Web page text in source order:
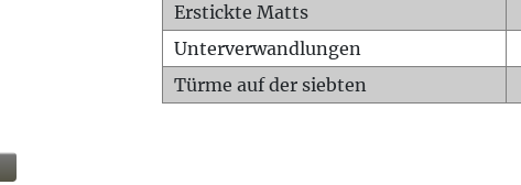
Erstickte Matts
Unterverwandlungen
Türme auf der siebten